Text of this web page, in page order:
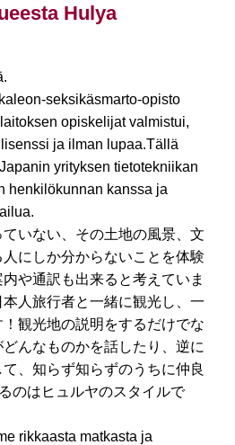
Hulya
seksikäsmarto-opisto
opiskelijat valmistui,
ja ilman lupaa.Tällä
yrityksen tietotekniikan
henkilökunnan kanssa ja
いない、その土地の風景、文
にしか分からないことを体験
や通訳も出来ると考えていま
人旅行者と一緒に観光し、一
観光地の説明をするだけでな
んなものかを話したり、逆に
、知らず知らずのうちに仲良
のはヒュルヤのスタイルで
rikkaasta matkasta ja